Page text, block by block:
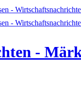
-